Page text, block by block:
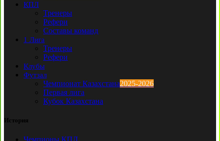
КПЛ
Тренеры
Рефери
Составы команд
1 Лига
Тренеры
Рефери
Клубы
Футзал
Чемпионат Казахстана2025-2026
Первая лига
Кубок Казахстана
История